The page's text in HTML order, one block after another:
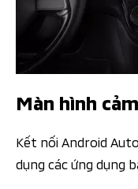
Màn hình
Kết nối Android
dụng các ứng dụng